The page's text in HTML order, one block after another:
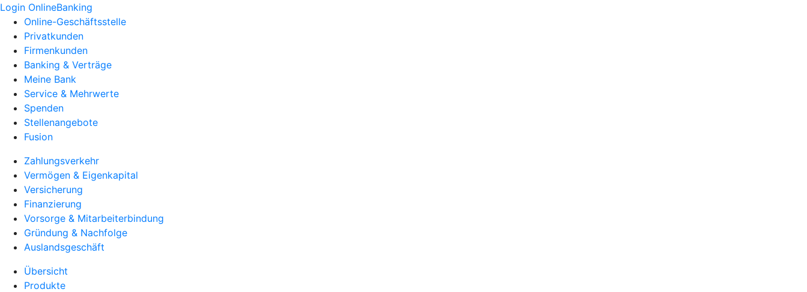
Login OnlineBanking
Online-Geschäftsstelle
Privatkunden
Firmenkunden
Banking & Verträge
Meine Bank
Service & Mehrwerte
Spenden
Stellenangebote
Fusion
Zahlungsverkehr
Vermögen & Eigenkapital
Versicherung
Finanzierung
Vorsorge & Mitarbeiterbindung
Gründung & Nachfolge
Auslandsgeschäft
Übersicht
Produkte